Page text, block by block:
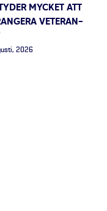
MYCKET ATT
VETERAN-
2026